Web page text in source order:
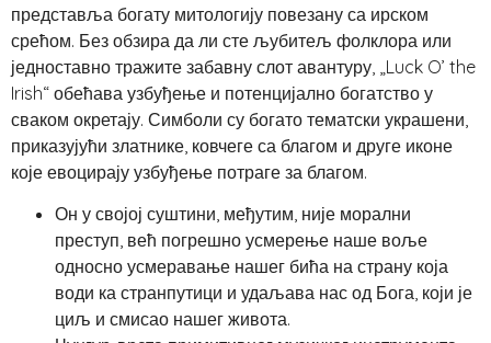
представља богату митологију повезану са ирском
срећом. Без обзира да ли сте љубитељ фолклора или
једноставно тражите забавну слот авантуру, „Luck O’ the
Irish“ обећава узбуђење и потенцијално богатство у
сваком окретају. Симболи су богато тематски украшени,
приказујући златнике, ковчеге са благом и друге иконе
које евоцирају узбуђење потраге за благом.
Он у својој суштини, међутим, није морални
преступ, већ погрешно усмерење наше воље
односно усмеравање нашег бића на страну која
води ка странпутици и удаљава нас од Бога, који је
циљ и смисао нашег живота.